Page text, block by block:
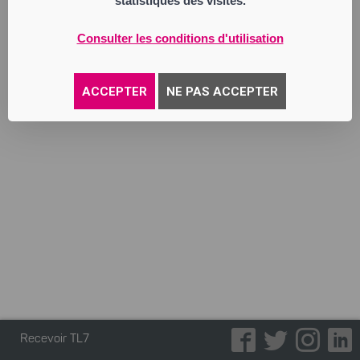
Consulter les conditions d'utilisation
ACCEPTER NE PAS ACCEPTER
pavage dallage, aménagement extérieur,
activités pouvant se rattacher directement
ou indirectement à l’objet social ou à tout
complémentaire.
Recevoir TL7